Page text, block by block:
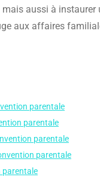
aussi à
aux affaires
parentale
parentale
parentale
parentale
parentale